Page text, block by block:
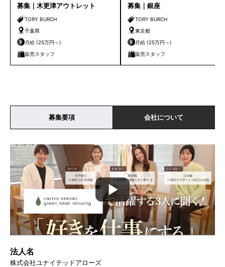
募集｜木更津アウトレット
TORY BURCH
千葉県
月給 (25万円～)
販売スタッフ
募集｜銀座
TORY BURCH
東京都
月給 (25万円～)
販売スタッフ
募集要項 会社について
法人名
株式会社ユナイテッドアローズ